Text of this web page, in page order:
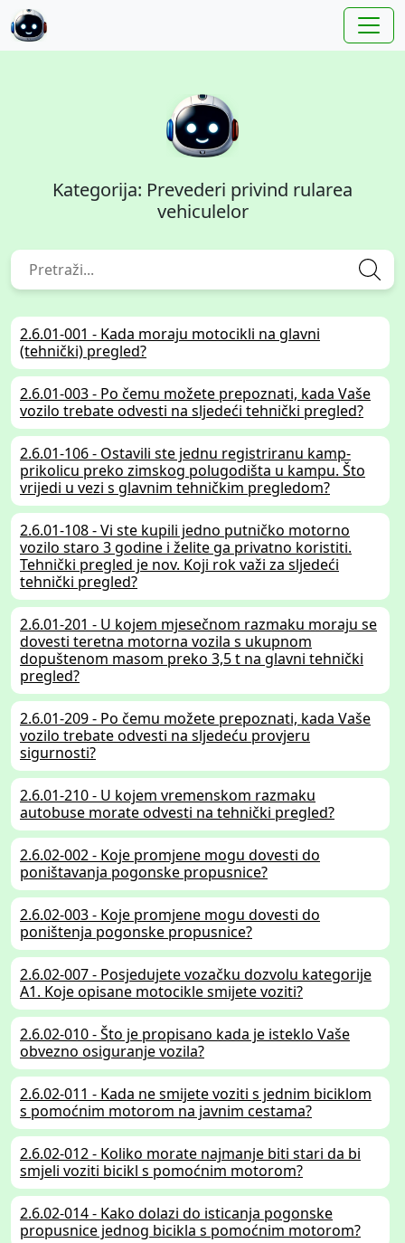
Kategorija: Prevederi privind rularea
vehiculelor
2.6.01-001 - Kada moraju motocikli na glavni
(tehnički) pregled?
2.6.01-003 - Po čemu možete prepoznati, kada Vaše
vozilo trebate odvesti na sljedeći tehnički pregled?
2.6.01-106 - Ostavili ste jednu registriranu kamp-
prikolicu preko zimskog polugodišta u kampu. Što
vrijedi u vezi s glavnim tehničkim pregledom?
2.6.01-108 - Vi ste kupili jedno putničko motorno
vozilo staro 3 godine i želite ga privatno koristiti.
Tehnički pregled je nov. Koji rok važi za sljedeći
tehnički pregled?
2.6.01-201 - U kojem mjesečnom razmaku moraju se
dovesti teretna motorna vozila s ukupnom
dopuštenom masom preko 3,5 t na glavni tehnički
pregled?
2.6.01-209 - Po čemu možete prepoznati, kada Vaše
vozilo trebate odvesti na sljedeću provjeru
sigurnosti?
2.6.01-210 - U kojem vremenskom razmaku
autobuse morate odvesti na tehnički pregled?
2.6.02-002 - Koje promjene mogu dovesti do
poništavanja pogonske propusnice?
2.6.02-003 - Koje promjene mogu dovesti do
poništenja pogonske propusnice?
2.6.02-007 - Posjedujete vozačku dozvolu kategorije
A1. Koje opisane motocikle smijete voziti?
2.6.02-010 - Što je propisano kada je isteklo Vaše
obvezno osiguranje vozila?
2.6.02-011 - Kada ne smijete voziti s jednim biciklom
s pomoćnim motorom na javnim cestama?
2.6.02-012 - Koliko morate najmanje biti stari da bi
smjeli voziti bicikl s pomoćnim motorom?
2.6.02-014 - Kako dolazi do isticanja pogonske
propusnice jednog bicikla s pomoćnim motorom?